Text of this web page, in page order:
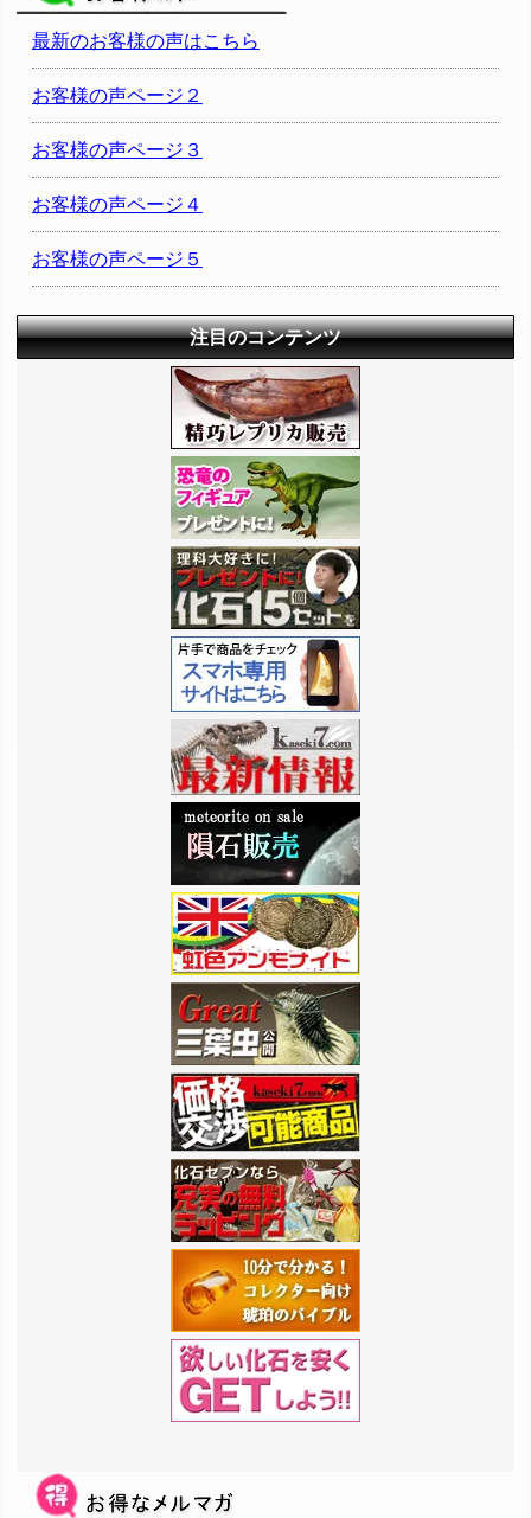
最新のお客様の声はこちら
お客様の声ページ２
お客様の声ページ３
お客様の声ページ４
お客様の声ページ５
注目のコンテンツ